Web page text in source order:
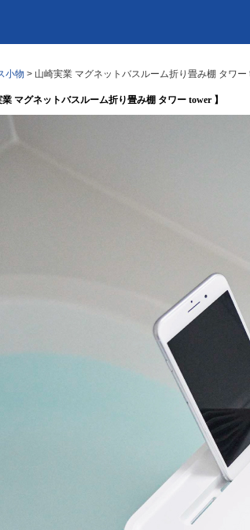
小物 山崎実業 マグネットバスルーム折り畳み棚 タワ
業 マグネットバスルーム折り畳み棚 タワー tower 】